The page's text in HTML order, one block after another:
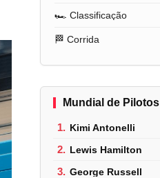
🏎️ Classificação
🏁 Corrida
Mundial de Pilotos
1. Kimi Antonelli
2. Lewis Hamilton
3. George Russell